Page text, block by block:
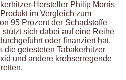
Hersteller Philip Morris
im Vergleich zum
95 Prozent der Schadstoffe
sich dabei auf eine Reihe
oder finanziert hat.
die getesteten Tabakerhitzer
und andere krebserregende